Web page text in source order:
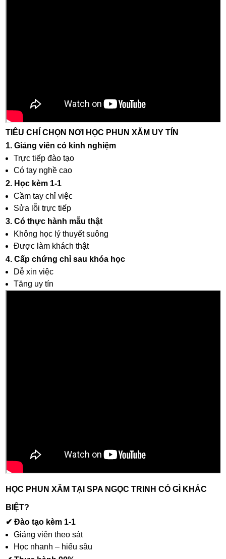
TIÊU CHÍ CHỌN NƠI HỌC PHUN XĂM UY TÍN
1. Giảng viên có kinh nghiệm
Trực tiếp đào tạo
Có tay nghề cao
2. Học kèm 1-1
Cầm tay chỉ việc
Sửa lỗi trực tiếp
3. Có thực hành mẫu thật
Không học lý thuyết suông
Được làm khách thật
4. Cấp chứng chỉ sau khóa học
Dễ xin việc
Tăng uy tín
HỌC PHUN XĂM TẠI SPA NGỌC TRINH CÓ GÌ KHÁC
BIỆT?
✔ Đào tạo kèm 1-1
Giảng viên theo sát
Học nhanh – hiểu sâu